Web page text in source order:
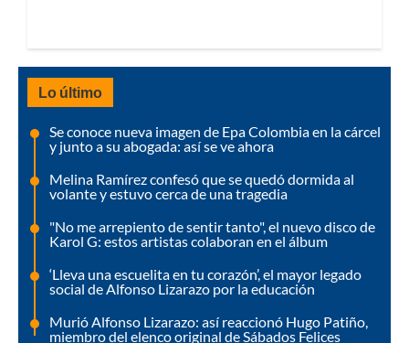
Lo último
Se conoce nueva imagen de Epa Colombia en la cárcel
y junto a su abogada: así se ve ahora
Melina Ramírez confesó que se quedó dormida al
volante y estuvo cerca de una tragedia
"No me arrepiento de sentir tanto", el nuevo disco de
Karol G: estos artistas colaboran en el álbum
‘Lleva una escuelita en tu corazón’, el mayor legado
social de Alfonso Lizarazo por la educación
Murió Alfonso Lizarazo: así reaccionó Hugo Patiño,
miembro del elenco original de Sábados Felices